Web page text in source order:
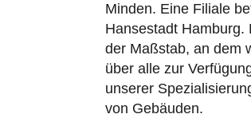
Minden. Eine Filiale
Hansestadt Hamburg.
der Maßstab, an dem
über alle zur
unserer
von Gebäuden.